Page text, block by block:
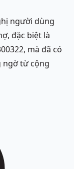
người dùng
đặc biệt là
mà đã có
ngờ từ cộng